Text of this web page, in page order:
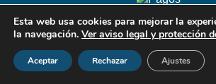
Esta web usa cookies para mejorar la
la navegación. Ver aviso legal y protección
Aceptar Rechazar Ajustes